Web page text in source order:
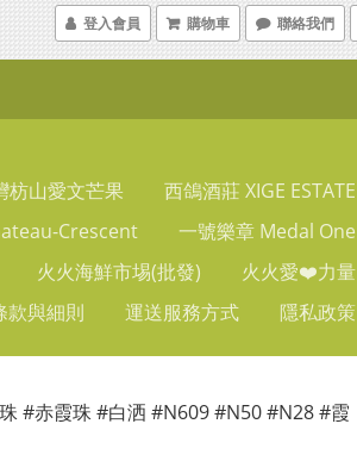
登入會員 購物車 聯絡我們
枋山愛文芒果
西鴿酒莊 XIGE ESTATE
Crescent
一號樂章 Medal One
火火海鮮市埸(批發)
火火愛❤️力量
款與細則 運送服務方式 隱私政策